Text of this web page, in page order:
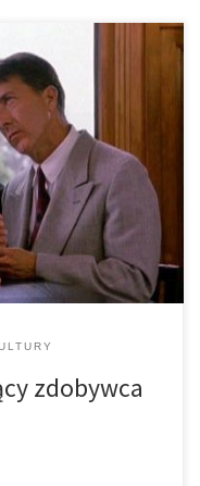
pod tytułem ,,Rain
opowieść o empatii,
muzyka i
upływu lat i ciągłych
[…]
zdobywca